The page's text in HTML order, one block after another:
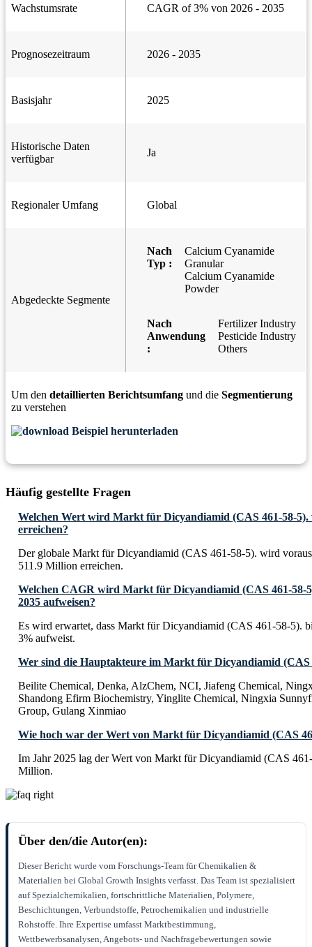
Wachstumsrate CAGR of 3% von 2026 - 2035
Prognosezeitraum 2026 - 2035
Basisjahr 2025
Historische Daten
verfügbar
Ja
Regionaler Umfang Global
Abgedeckte Segmente
Nach
Typ :
Calcium Cyanamide
Granular
Calcium Cyanamide
Powder
Nach
Anwendung
:
Fertilizer Industry
Pesticide Industry
Others
Um den detaillierten Berichtsumfang und die Segmentierung
zu verstehen
Beispiel herunterladen
Häufig gestellte Fragen
Welchen Wert wird Markt für Dicyandiamid (CAS 461-58-5).
erreichen?
Der globale Markt für Dicyandiamid (CAS 461-58-5). wird
511.9 Million erreichen.
Welchen CAGR wird Markt für Dicyandiamid (CAS 461-58-
2035 aufweisen?
Es wird erwartet, dass Markt für Dicyandiamid (CAS 461-58-5).
3% aufweist.
Wer sind die Hauptakteure im Markt für Dicyandiamid (CAS
Beilite Chemical, Denka, AlzChem, NCI, Jiafeng Chemical,
Shandong Efirm Biochemistry, Yinglite Chemical, Ningxia
Group, Gulang Xinmiao
Wie hoch war der Wert von Markt für Dicyandiamid (CAS
Im Jahr 2025 lag der Wert von Markt für Dicyandiamid (CAS
Million.
Über den/die Autor(en):
Dieser Bericht wurde vom Forschungs-Team für Chemikalien &
Materialien bei Global Growth Insights verfasst. Das Team ist spezialisiert
auf Spezialchemikalien, fortschrittliche Materialien, Polymere,
Beschichtungen, Verbundstoffe, Petrochemikalien und industrielle
Rohstoffe. Ihre Expertise umfasst Marktbestimmung,
Wettbewerbsanalysen, Angebots- und Nachfragebewertungen sowie